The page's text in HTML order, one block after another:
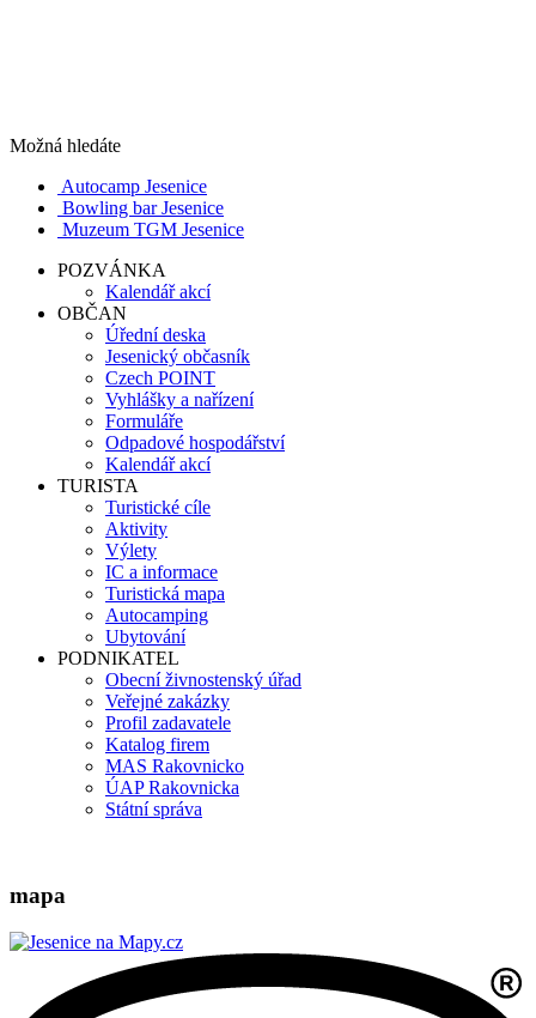
Možná hledáte
Autocamp Jesenice
Bowling bar Jesenice
Muzeum TGM Jesenice
POZVÁNKA
Kalendář akcí
OBČAN
Úřední deska
Jesenický občasník
Czech POINT
Vyhlášky a nařízení
Formuláře
Odpadové hospodářství
Kalendář akcí
TURISTA
Turistické cíle
Aktivity
Výlety
IC a informace
Turistická mapa
Autocamping
Ubytování
PODNIKATEL
Obecní živnostenský úřad
Veřejné zakázky
Profil zadavatele
Katalog firem
MAS Rakovnicko
ÚAP Rakovnicka
Státní správa
mapa